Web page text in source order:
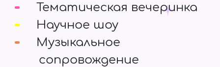
Тематическая вечеринка
Научное шоу
Музыкальное
сопровождение